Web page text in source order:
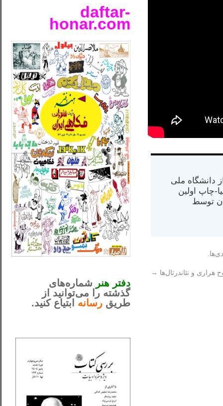
از دانشگاه ملی
در کالیفرنیا-چاپ اولین
در سال ۱۳۸۴ در ایران توسط
هراری و نئاندرتال‌ها →
daftar-
honar.com
دفتر هنر شماره‌های
گذشته را می‌توانید از
طریق رسانه ابتیاع کنید.